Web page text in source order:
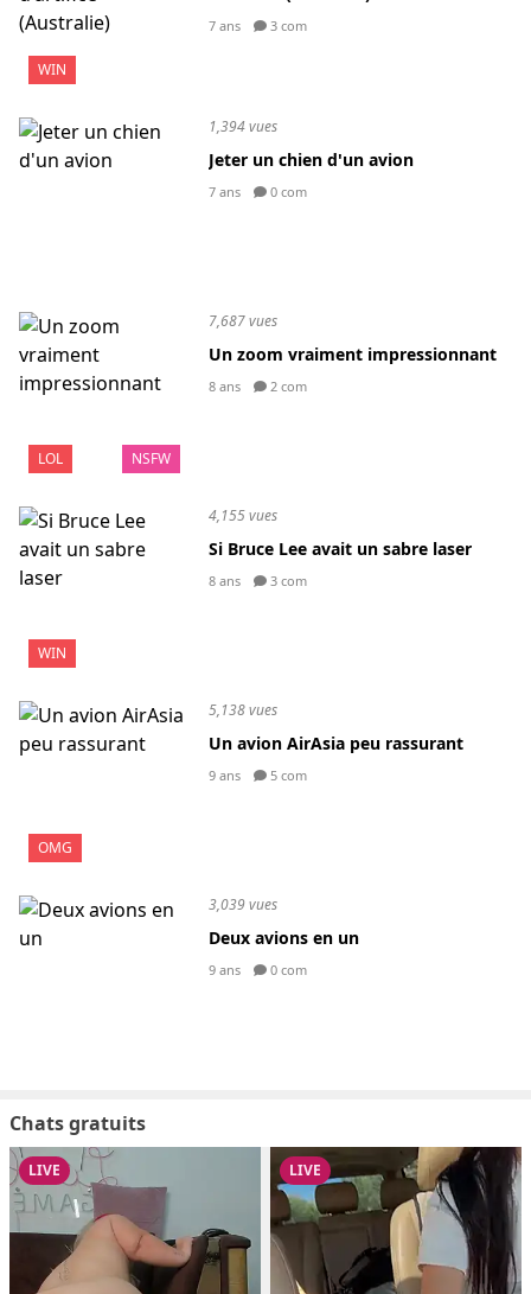
WIN
7 ans 3 com
1,394 vues
Jeter un chien d'un avion
7 ans 0 com
LOL NSFW
7,687 vues
Un zoom vraiment impressionnant
8 ans 2 com
WIN
4,155 vues
Si Bruce Lee avait un sabre laser
8 ans 3 com
OMG
5,138 vues
Un avion AirAsia peu rassurant
9 ans 5 com
3,039 vues
Deux avions en un
9 ans 0 com
Chats gratuits